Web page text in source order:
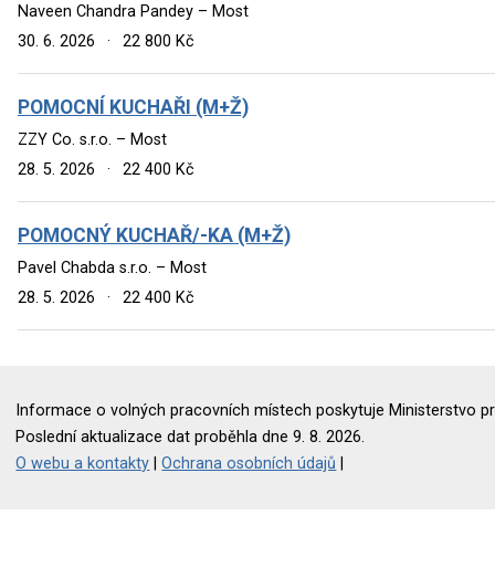
Naveen Chandra Pandey – Most
30. 6. 2026
· 22 800 Kč
POMOCNÍ KUCHAŘI (M+Ž)
ZZY Co. s.r.o. – Most
28. 5. 2026
· 22 400 Kč
POMOCNÝ KUCHAŘ/-KA (M+Ž)
Pavel Chabda s.r.o. – Most
28. 5. 2026
· 22 400 Kč
Informace o volných pracovních místech poskytuje Ministerstvo
Poslední aktualizace dat proběhla dne 9. 8. 2026.
O webu a kontakty |Ochrana osobních údajů